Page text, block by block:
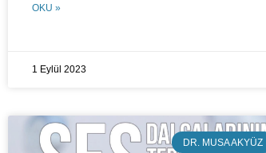
OKU »
1 Eylül 2023
DR. MUSA AKYÜZ